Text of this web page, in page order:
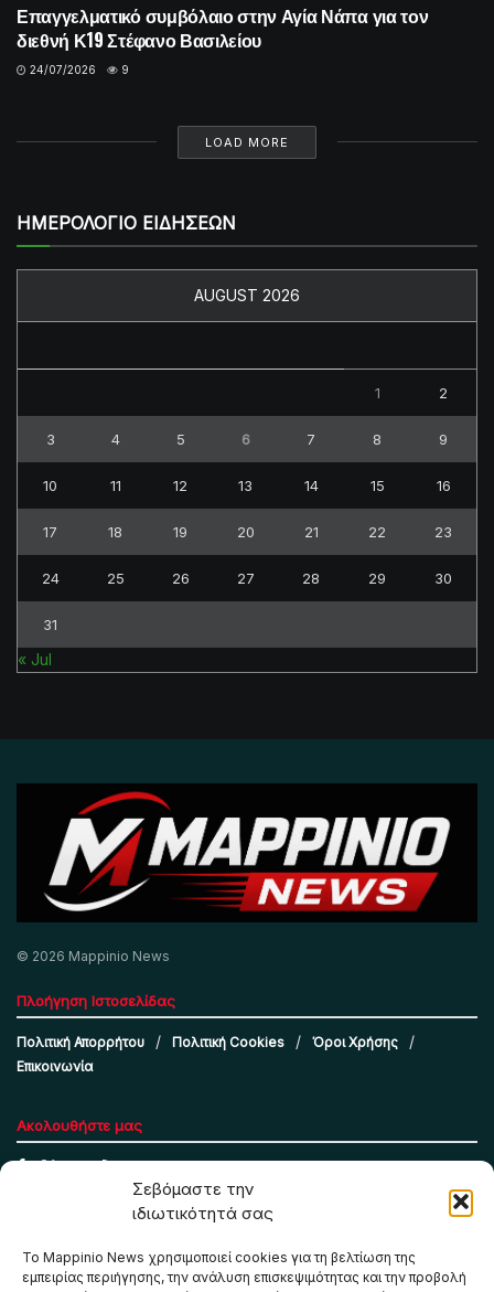
Σεβόμαστε την
ιδιωτικότητά σας
Το Mappinio News χρησιμοποιεί cookies για τη βελτίωση της
εμπειρίας περιήγησης, την ανάλυση επισκεψιμότητας και την προβολή
Επαγγελματικό συμβόλαιο στην Αγία Νάπα για τον
διεθνή Κ19 Στέφανο Βασιλείου
24/07/2026 9
LOAD MORE
ΗΜΕΡΟΛΟΓΙΟ ΕΙΔΗΣΕΩΝ
AUGUST 2026
1 2
3 4 5 6 7 8 9
10 11 12 13 14 15 16
17 18 19 20 21 22 23
24 25 26 27 28 29 30
31
« Jul
© 2026 Mappinio News
Πλοήγηση Ιστοσελίδας
Πολιτική Απορρήτου Πολιτική Cookies
Όροι Χρήσης
Επικοινωνία
Ακολουθήστε μας